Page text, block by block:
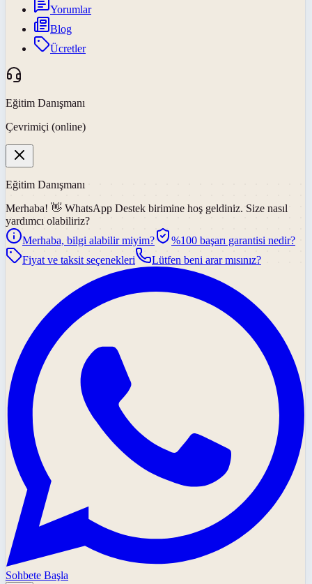
Yorumlar
Blog
Ücretler
Eğitim Danışmanı
Çevrimiçi (online)
Eğitim Danışmanı
Merhaba! 👋 WhatsApp Destek birimine hoş geldiniz. Size nasıl
yardımcı olabiliriz?
Merhaba, bilgi alabilir miyim?
%100 başarı garantisi nedir?
Fiyat ve taksit seçenekleri
Lütfen beni arar mısınız?
Sohbete Başla